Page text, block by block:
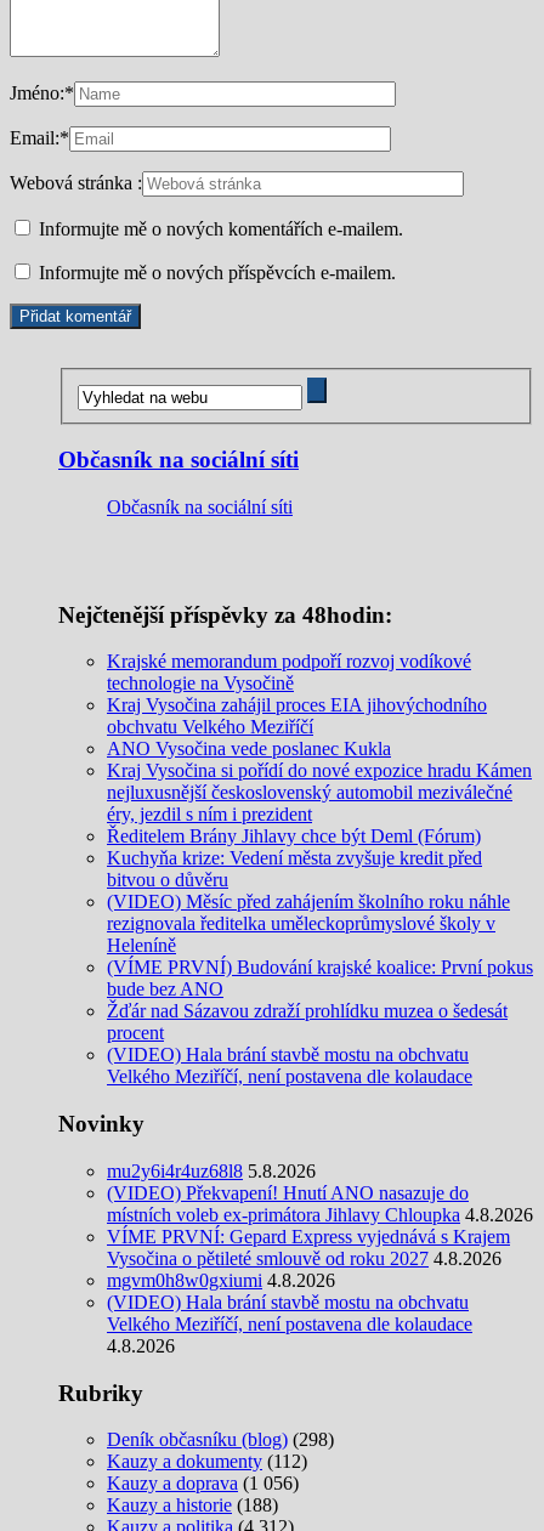
Jméno:*
Email:*
Webová stránka :
Informujte mě o nových komentářích e-mailem.
Informujte mě o nových příspěvcích e-mailem.
Občasník na sociální síti
Občasník na sociální síti
Nejčtenější příspěvky za 48hodin:
Krajské memorandum podpoří rozvoj vodíkové
technologie na Vysočině
Kraj Vysočina zahájil proces EIA jihovýchodního
obchvatu Velkého Meziříčí
ANO Vysočina vede poslanec Kukla
Kraj Vysočina si pořídí do nové expozice hradu Kámen
nejluxusnější československý automobil meziválečné
éry, jezdil s ním i prezident
Ředitelem Brány Jihlavy chce být Deml (Fórum)
Kuchyňa krize: Vedení města zvyšuje kredit před
bitvou o důvěru
(VIDEO) Měsíc před zahájením školního roku náhle
rezignovala ředitelka uměleckoprůmyslové školy v
Heleníně
(VÍME PRVNÍ) Budování krajské koalice: První pokus
bude bez ANO
Žďár nad Sázavou zdraží prohlídku muzea o šedesát
procent
(VIDEO) Hala brání stavbě mostu na obchvatu
Velkého Meziříčí, není postavena dle kolaudace
Novinky
mu2y6i4r4uz68l8 5.8.2026
(VIDEO) Překvapení! Hnutí ANO nasazuje do
místních voleb ex-primátora Jihlavy Chloupka 4.8.2026
VÍME PRVNÍ: Gepard Express vyjednává s Krajem
Vysočina o pětileté smlouvě od roku 2027 4.8.2026
mgvm0h8w0gxiumi 4.8.2026
(VIDEO) Hala brání stavbě mostu na obchvatu
Velkého Meziříčí, není postavena dle kolaudace
4.8.2026
Rubriky
Deník občasníku (blog) (298)
Kauzy a dokumenty (112)
Kauzy a doprava (1 056)
Kauzy a historie (188)